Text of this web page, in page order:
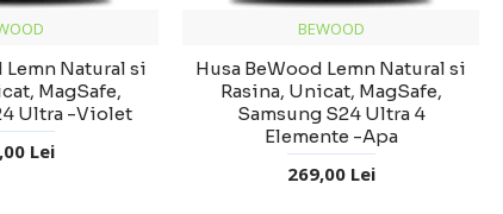
Lemn Natural si
MagSafe,
Ultra -Violet
Lei
BEWOOD
Husa BeWood Lemn Natural si
Rasina, Unicat, MagSafe,
Samsung S24 Ultra 4
Elemente -Apa
269,00 Lei